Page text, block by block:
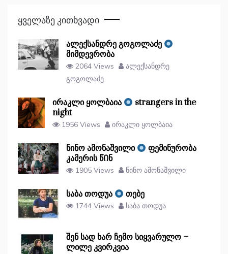
Ყველაზე Კითხვადი
ალექსანდრე გოგოლაძე
მიმდევრობა
2064 Views
ალექსანდრე
გოგოლაძე
ირაკლი ყოლბაია
strangers in the
night
1956 Views ირაკლი ყოლბაია
ნინო ამონაშვილი
ფემინურობა
კამერის წᲘნ
1905 Views ნინო ამონაშვილი
საბა თოდუა თებე
1744 Views საბა თოდუა
შენ სად ხარ ჩემო სიყვარულო –
ლილე კვირკვია